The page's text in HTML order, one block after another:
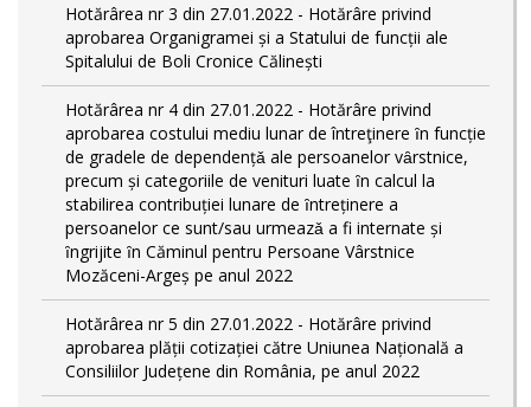
Hotărârea nr 3 din 27.01.2022 - Hotărâre privind
aprobarea Organigramei și a Statului de funcții ale
Spitalului de Boli Cronice Călinești
Hotărârea nr 4 din 27.01.2022 - Hotărâre privind
aprobarea costului mediu lunar de întreţinere ȋn funcție
de gradele de dependențǎ ale persoanelor vȃrstnice,
precum și categoriile de venituri luate ȋn calcul la
stabilirea contribuției lunare de ȋntreținere a
persoanelor ce sunt/sau urmeazǎ a fi internate și
ȋngrijite ȋn Căminul pentru Persoane Vârstnice
Mozăceni-Argeș pe anul 2022
Hotărârea nr 5 din 27.01.2022 - Hotărâre privind
aprobarea plății cotizației către Uniunea Națională a
Consiliilor Județene din România, pe anul 2022